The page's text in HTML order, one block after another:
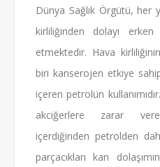
Dünya Sağlık Örgütü, her
kirliliğinden dolayı
etmektedir. Hava
biri kanserojen etkiye
içeren petrolün
akciğerlere zarar
içerdiğinden petrolden
parçacıkları kan